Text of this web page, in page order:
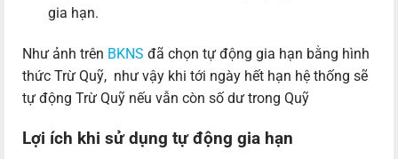
gia hạn.
Như ảnh trên BKNS đã chọn tự động gia hạn bằng hình
thức Trừ Quỹ, như vậy khi tới ngày hết hạn hệ thống sẽ
tự động Trừ Quỹ nếu vẫn còn số dư trong Quỹ
Lợi ích khi sử dụng tự động gia hạn